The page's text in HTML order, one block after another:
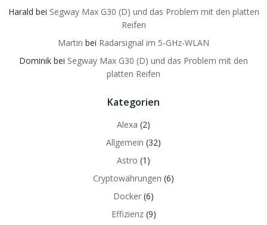
Harald bei Segway Max G30 (D) und das Problem mit den platten
Reifen
Martin bei Radarsignal im 5-GHz-WLAN
Dominik bei Segway Max G30 (D) und das Problem mit den
platten Reifen
Kategorien
Alexa (2)
Allgemein (32)
Astro (1)
Cryptowährungen (6)
Docker (6)
Effizienz(9)